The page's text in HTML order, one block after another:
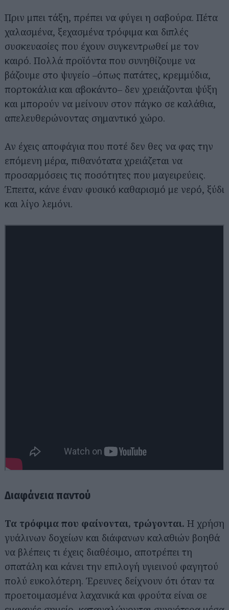
Πριν μπει τάξη, πρέπει να φύγει η σαβούρα. Πέτα
χαλασμένα, ξεχασμένα τρόφιμα και διπλές
συσκευασίες που έχουν συγκεντρωθεί με τον
καιρό. Πολλά προϊόντα που συνηθίζουμε να
βάζουμε στο ψυγείο –όπως πατάτες, κρεμμύδια,
πορτοκάλια και αβοκάντο– δεν χρειάζονται ψύξη
και μπορούν να μείνουν στον πάγκο σε καλάθια,
απελευθερώνοντας σημαντικό χώρο.
Αν έχεις αποφάγια που ποτέ δεν θες να φας την
επόμενη μέρα, πιθανότατα χρειάζεται να
προσαρμόσεις τις ποσότητες που μαγειρεύεις.
Έπειτα, κάνε έναν φυσικό καθαρισμό με νερό, ξύδι
και λίγο λεμόνι.
Διαφάνεια παντού
Τα τρόφιμα που φαίνονται, τρώγονται. Η χρήση
γυάλινων δοχείων και διάφανων καλαθιών βοηθά
να βλέπεις τι έχεις διαθέσιμο, αποτρέπει τη
σπατάλη και κάνει την επιλογή υγιεινού φαγητού
πολύ ευκολότερη. Έρευνες δείχνουν ότι όταν τα
προετοιμασμένα λαχανικά και φρούτα είναι σε